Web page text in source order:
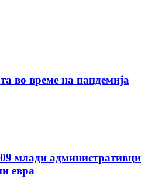
во време на пандемија
млади административци
евра